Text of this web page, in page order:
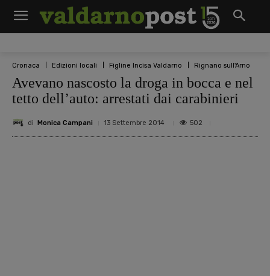
Cronaca Edizioni locali Figline Incisa Valdarno Rignano sull'Arno
Avevano nascosto la droga in bocca e nel
tetto dell’auto: arrestati dai carabinieri
di Monica Campani 13 Settembre 2014 502